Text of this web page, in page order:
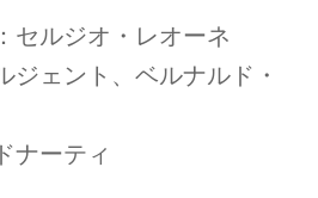
セルジオ・レオーネ
ジェント、ベルナルド・
ナーティ